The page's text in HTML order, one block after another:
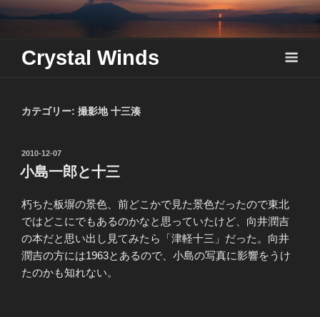
Skip
content
Crystal Winds
カテゴリー: 撮影地 十三湊
投
稿
日:
2010-12-07
小島一郎と十三
朽ちた板塀の景色、前どこかで見た景色だったので東北
ではどこにでもあるのかなと思っていたけど、向井潤吉
の本だと思い出し見てみたら「津軽十三」だった。向井
潤吉の方には1963とあるので、小島の写真に影響をうけ
たのかも知れない。